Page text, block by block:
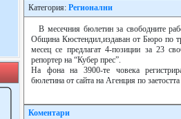
Категория: Регионални
В месечния бюлетин за свободните
Община Кюстендил,издаван от Бюро по
месец се предлагат 4-позиции за 23
репортер на “Кубер прес”.
На фона на 3900-те човека
бюлетина от сайта на Агенция по
Коментари